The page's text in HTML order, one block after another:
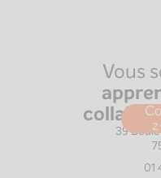
Vous
39
01